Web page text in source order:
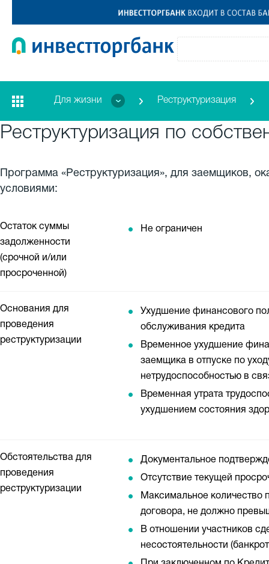
Для жизни Реструктуризация
Реструктуризация по
Программа «Реструктуризация», для заемщиков,
условиями:
Остаток суммы
задолженности
(срочной и/или
просроченной)
Не ограничен
Основания для
проведения
реструктуризации
Ухудшение финансового
обслуживания кредита
Временное ухудшение
заемщика в отпуске по
нетрудоспособностью в
Временная утрата
ухудшением состояния
Обстоятельства для
проведения
реструктуризации
Документальное
Отсутствие текущей
Максимальное количество
договора, не должно
В отношении участников
несостоятельности